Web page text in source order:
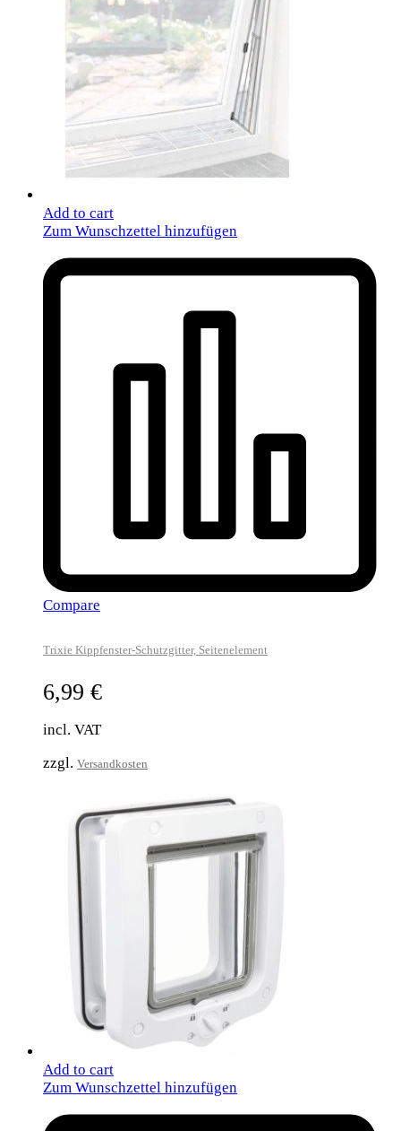
Add to cart
Zum Wunschzettel hinzufügen
Compare
Trixie Kippfenster-Schutzgitter, Seitenelement
6,99 €
incl. VAT
zzgl. Versandkosten
Add to cart
Zum Wunschzettel hinzufügen